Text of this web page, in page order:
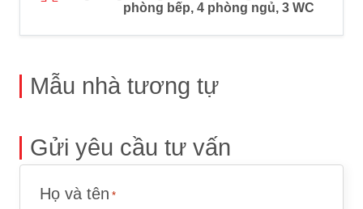
phòng bếp, 4 phòng ngủ, 3 WC
Mẫu nhà tương tự
Gửi yêu cầu tư vấn
Họ và tên *